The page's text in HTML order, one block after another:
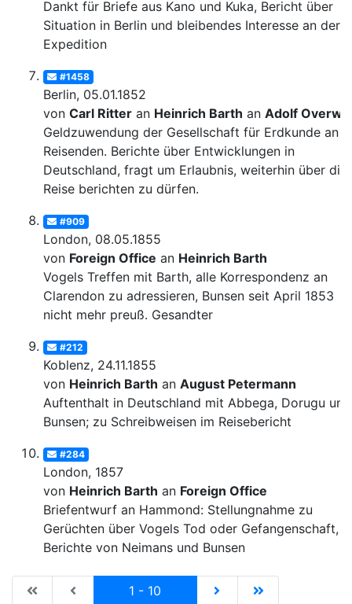
Dankt für Briefe aus Kano und Kuka, Bericht über
Situation in Berlin und bleibendes Interesse an der
Expedition
#1458
Berlin, 05.01.1852
von Carl Ritter an Heinrich Barth an Adolf
Geldzuwendung der Gesellschaft für Erdkunde an
Reisenden. Berichte über Entwicklungen in
Deutschland, fragt um Erlaubnis, weiterhin über die
Reise berichten zu dürfen.
#909
London, 08.05.1855
von Foreign Office an Heinrich Barth
Vogels Treffen mit Barth, alle Korrespondenz an
Clarendon zu adressieren, Bunsen seit April 1853
nicht mehr preuß. Gesandter
#212
Koblenz, 24.11.1855
von Heinrich Barth an August Petermann
Auftenthalt in Deutschland mit Abbega, Dorugu und
Bunsen; zu Schreibweisen im Reisebericht
#284
London, 1857
von Heinrich Barth an Foreign Office
Briefentwurf an Hammond: Stellungnahme zu
Gerüchten über Vogels Tod oder Gefangenschaft,
Berichte von Neimans und Bunsen
|de:Erste Seite|en:First results page|
|de:Vorhergehende Seite|en:Previous results
1 - 10 |de:Nächste
|de:Letzte